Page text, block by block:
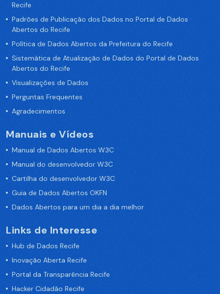
Recife
Padrões de Publicação dos Dados no Portal de Dados
Abertos do Recife
Política de Dados Abertos da Prefeitura do Recife
Sistemática de Atualização de Dados do Portal de Dados
Abertos do Recife
Visualizações de Dados
Perguntas Frequentes
Agradecimentos
Manuais e Vídeos
Manual de Dados Abertos W3C
Manual do desenvolvedor W3C
Cartilha do desenvolvedor W3C
Guia de Dados Abertos OKFN
Dados Abertos para um dia a dia melhor
Links de Interesse
Hub de Dados Recife
Inovação Aberta Recife
Portal da Transparência Recife
Hacker Cidadão Recife